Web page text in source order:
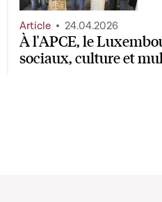
À l'APCE, le
sociaux, culture et
Article 24.04.2026